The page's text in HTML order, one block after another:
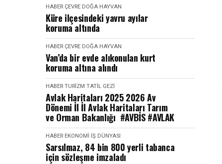
HABER ÇEVRE DOĞA HAYVAN
Küre ilçesindeki yavru ayılar
koruma altında
HABER ÇEVRE DOĞA HAYVAN
Van’da bir evde alıkonulan kurt
koruma altına alındı
HABER TURIZM TATIL GEZI
Avlak Haritaları 2025 2026 Av
Dönemi İl İl Avlak Haritaları Tarım
ve Orman Bakanlığı #AVBİS #AVLAK
HABER EKONOMI İŞ DÜNYASI
Sarsılmaz, 84 bin 800 yerli tabanca
için sözleşme imzaladı